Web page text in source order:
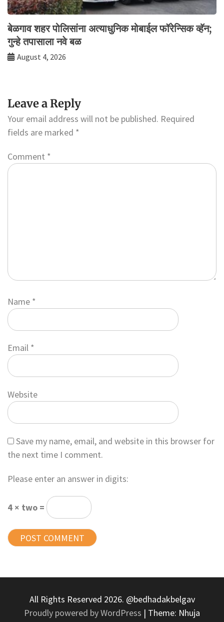
बेळगाव शहर पोलिसांना अत्याधुनिक मोबाईल फॉरेन्सिक व्हॅन;
गुन्हे तपासाला नवे बळ
August 4, 2026
Leave a Reply
Your email address will not be published. Required
fields are marked *
Comment *
Name *
Email *
Website
Save my name, email, and website in this browser for
the next time I comment.
Please enter an answer in digits:
4 × two =
All Rights Reserved 2026. @bedhadakbelgav
Proudly powered by WordPress | Theme: Nhuja